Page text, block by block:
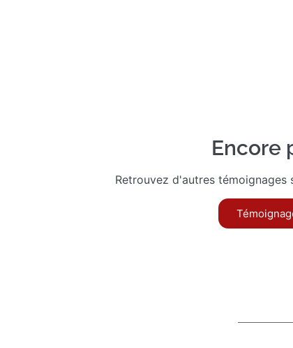
Encore
Retrouvez d'autres témoignages